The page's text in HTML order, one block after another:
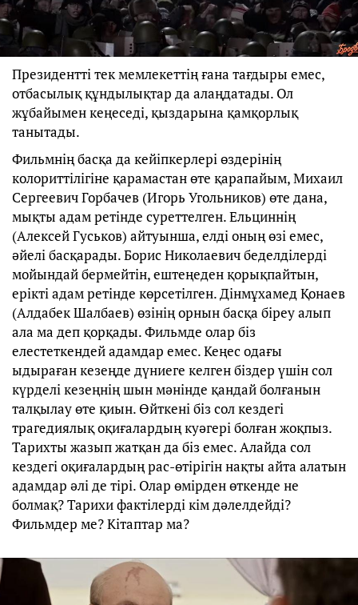
Президентті тек мемлекеттің ғана тағдыры емес,
отбасылық құндылықтар да алаңдатады. Ол
жұбайымен кеңеседі, қыздарына қамқорлық
танытады.
Фильмнің басқа да кейіпкерлері өздерінің
колориттілігіне қарамастан өте қарапайым, Михаил
Сергеевич Горбачев (Игорь Угольников) өте дана,
мықты адам ретінде суреттелген. Ельциннің
(Алексей Гуськов) айтуынша, елді оның өзі емес,
әйелі басқарады. Борис Николаевич беделділерді
мойындай бермейтін, ештеңеден қорықпайтын,
ерікті адам ретінде көрсетілген. Дінмұхамед Қонаев
(Алдабек Шалбаев) өзінің орнын басқа біреу алып
ала ма деп қорқады. Фильмде олар біз
елестеткендей адамдар емес. Кеңес одағы
ыдыраған кезеңде дүниеге келген біздер үшін сол
күрделі кезеңнің шын мәнінде қандай болғанын
талқылау өте қиын. Өйткені біз сол кездегі
трагедиялық оқиғалардың куәгері болған жоқпыз.
Тарихты жазып жатқан да біз емес. Алайда сол
кездегі оқиғалардың рас-өтірігін нақты айта алатын
адамдар әлі де тірі. Олар өмірден өткенде не
болмақ? Тарихи фактілерді кім дәлелдейді?
Фильмдер ме? Кітаптар ма?